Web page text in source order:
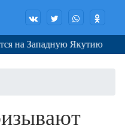
Западную Якутию